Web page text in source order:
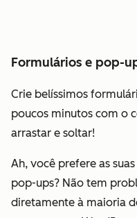
Formulários e pop-
Crie belíssimos
poucos minutos com o
arrastar e soltar!
Ah, você prefere as
pop-ups? Não tem
diretamente à maioria